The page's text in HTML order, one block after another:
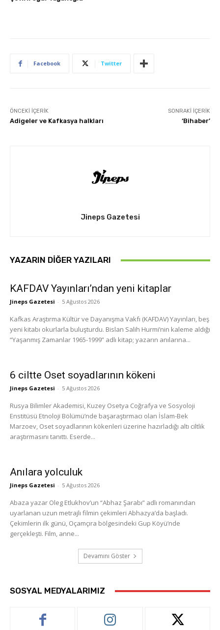
Facebook Twitter
ÖNCEKI İÇERIK
Adigeler ve Kafkasya halkları
SONRAKI İÇERIK
‘Bihaber’
Jineps Gazetesi
YAZARIN DIĞER YAZILARI
KAFDAV Yayınları’ndan yeni kitaplar
Jineps Gazetesi - 5 Ağustos 2026
Kafkas Araştırma Kültür ve Dayanışma Vakfı (KAFDAV) Yayınları, beş
yeni kitabı okurlarla buluşturdu. Bislan Salih Hurmi’nin kaleme aldığı
“Yaşanmış Zamanlar 1965-1999” adlı kitap; yazarın anılarına...
6 ciltte Oset soyadlarının kökeni
Jineps Gazetesi - 5 Ağustos 2026
Rusya Bilimler Akademisi, Kuzey Osetya Coğrafya ve Sosyoloji
Enstitüsü Etnoloji Bölümü’nde başaraştırmacı olan İslam-Bek
Marzoev, Oset soyadlarının kökenleri üzerine hazırladığı altı ciltlik
araştırmasını tanıttı. Eserde...
Anılara yolculuk
Jineps Gazetesi - 5 Ağustos 2026
Abaza yazar Oleg Etlukhov’un “Abhaz Şarabı” adlı romanından
uyarlanan uzun metrajlı filmin çekimleri Abhazya’da başladı.
Çekimlerin ilk günü, Oçamçıra bölgesindeki Gup Köyü’nde
gerçekleşti. Film, anne...
Devamını Göster
SOSYAL MEDYALARIMIZ